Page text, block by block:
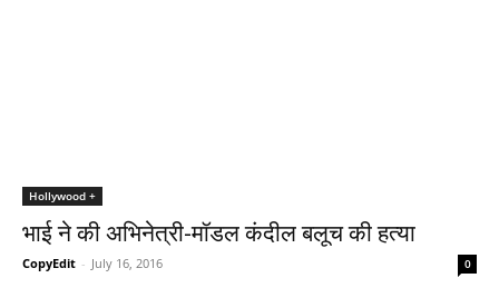
Hollywood +
भाई ने की अभिनेत्री-मॉडल कंदील बलूच की हत्‍या
CopyEdit - July 16, 2016 0